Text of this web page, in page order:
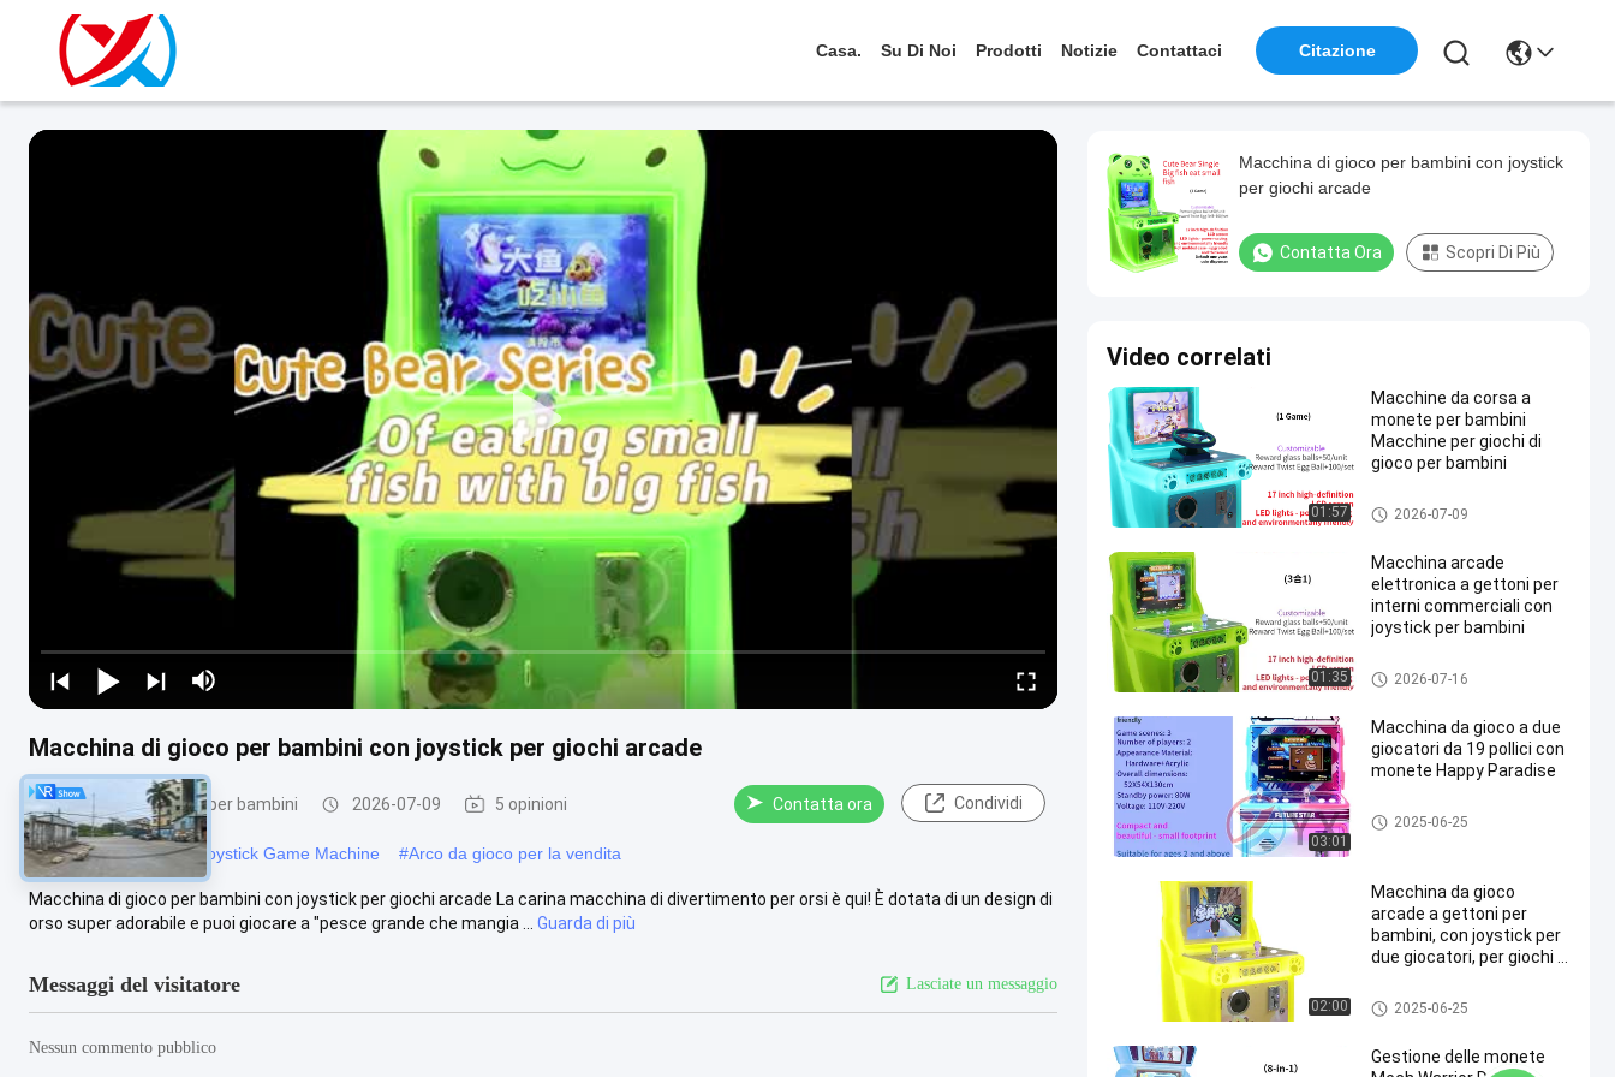
Casa. Su Di Noi Prodotti Notizie Contattaci Citazione
Macchina di gioco per bambini con joystick per giochi arcade
Machine per il gioco per bambini 2026-07-09 5 opinioni Contatta ora Condividi
#Guerriero arcade #Joystick Game Machine #Arco da gioco per la vendita
Macchina di gioco per bambini con joystick per giochi arcade La carina macchina di divertimento per orsi è qui! È dotata di un design di
orso super adorabile e puoi giocare a "pesce grande che mangia ...
Guarda di più
Messaggi del visitatore Lasciate un messaggio
Nessun commento pubblico
Macchina di gioco per bambini con joystick
per giochi arcade
Contatta Ora Scopri Di Più
Video correlati
01:57
Macchine da corsa a
monete per bambini
Macchine per giochi di
gioco per bambini
Macchina per giochi di corse p
er bambini
2026-07-09
01:35
Macchina arcade
elettronica a gettoni per
interni commerciali con
joystick per bambini
Machine per il gioco per bambi
ni
2026-07-16
03:01
Macchina da gioco a due
giocatori da 19 pollici con
monete Happy Paradise
Macchina per giochi di corse p
er bambini
2025-06-25
02:00
Macchina da gioco
arcade a gettoni per
bambini, con joystick per
due giocatori, per giochi al
Machine per il gioco per bambi
ni
2025-06-25
Gestione delle monete